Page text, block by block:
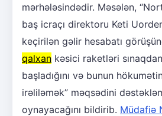
mərhələsindədir. Məsələn,
baş icraçı direktoru Keti
keçirilən gəlir hesabatı
qalxan kəsici raketləri
başladığını və bunun
irəliləmək” məqsədini
oynayacağını bildirib. Müdafiə